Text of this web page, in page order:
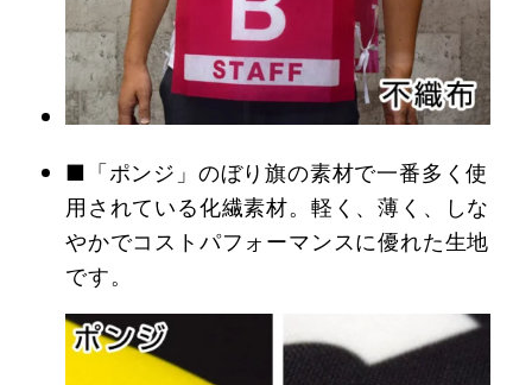
■「ポンジ」のぼり旗の素材で一番多く使
用されている化繊素材。軽く、薄く、しな
やかでコストパフォーマンスに優れた生地
です。